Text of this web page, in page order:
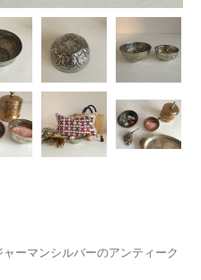
ーマンシルバーのアンティーク